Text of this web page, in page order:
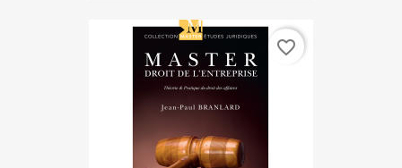
favorite_border